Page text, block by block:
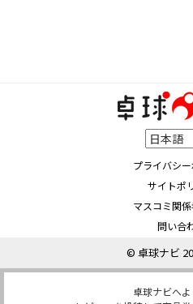
プライバシ
サイトポ
マスコミ関
問い合
© 卓球ナビ
卓球ナビへよ